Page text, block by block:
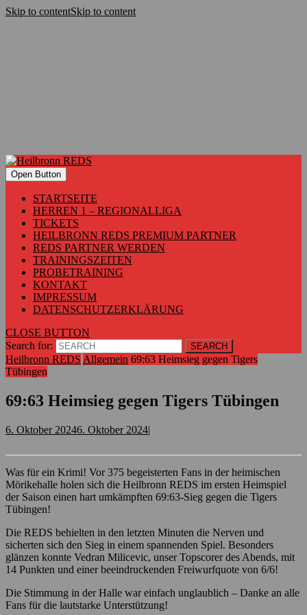
Skip to contentSkip to content
Open Button
STARTSEITE
HERREN 1 – REGIONALLIGA
TICKETS
HEILBRONN REDS PREMIUM PARTNER
REDS PARTNER WERDEN
TRAININGSZEITEN
PROBETRAINING
KONTAKT
IMPRESSUM
DATENSCHUTZERKLÄRUNG
CLOSE BUTTON
Search for:
Heilbronn REDS Allgemein 69:63 Heimsieg gegen Tigers
Tübingen
69:63 Heimsieg gegen Tigers Tübingen
6. Oktober 20246. Oktober 2024|
Was für ein Krimi! Vor 375 begeisterten Fans in der heimischen
Mörikehalle holen sich die Heilbronn REDS im ersten Heimspiel
der Saison einen hart umkämpften 69:63-Sieg gegen die Tigers
Tübingen!
Die REDS behielten in den letzten Minuten die Nerven und
sicherten sich den Sieg in einem spannenden Spiel. Besonders
glänzen konnte Vedran Milicevic, unser Topscorer des Abends, mit
14 Punkten und einer beeindruckenden Freiwurfquote von 6/6!
Die Stimmung in der Halle war einfach unglaublich – Danke an alle
Fans für die lautstarke Unterstützung!